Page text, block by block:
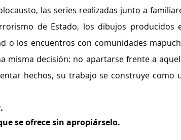
las series realizadas junto a
de Estado, los dibujos producidos
o los encuentros con comunidades
misma decisión: no apartarse frente a
hechos, su trabajo se construye como
se ofrece sin apropiárselo.